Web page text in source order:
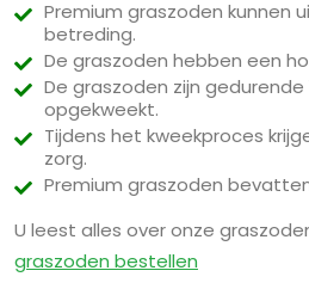
Premium graszoden kunnen
betreding.
De graszoden hebben een
De graszoden zijn gedurende
opgekweekt.
Tijdens het kweekproces
zorg.
Premium graszoden
U leest alles over onze
graszoden bestellen